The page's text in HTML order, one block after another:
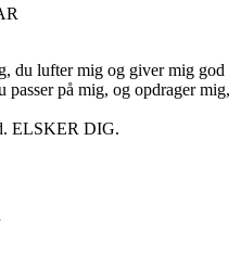
du lufter mig og giver mig god
passer på mig, og opdrager mig,
ELSKER DIG.